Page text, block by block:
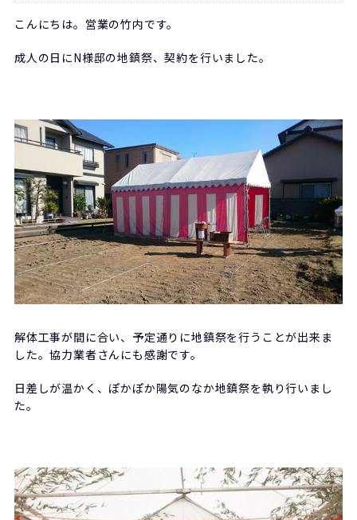
こんにちは。営業の竹内です。
成人の日にN様邸の地鎮祭、契約を行いました。
解体工事が間に合い、予定通りに地鎮祭を行うことが出来ま
した。協力業者さんにも感謝です。
日差しが温かく、ぽかぽか陽気のなか地鎮祭を執り行いまし
た。